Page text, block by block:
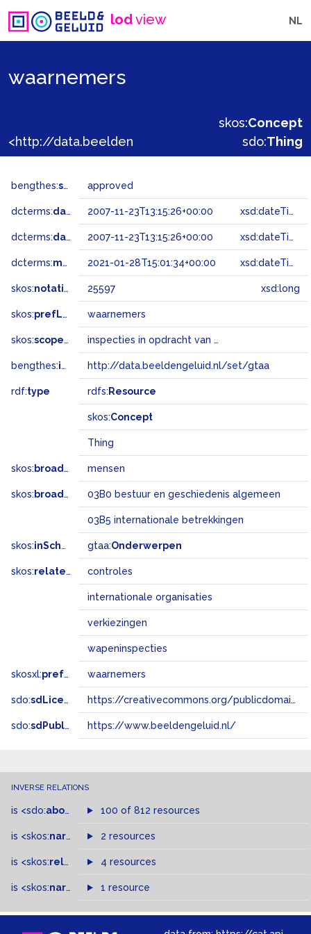
lodview NL
waarnemers
skos:Concept
sdo:Thing
bengthes:status approved
dcterms:dateAccepted 2007-11-23T13:15:26+00:00 xsd:dateTime
dcterms:dateSubmitted 2007-11-23T13:15:26+00:00 xsd:dateTime
dcterms:modified 2021-01-28T15:01:34+00:00 xsd:dateTime
skos:notation 25597 xsd:long
skos:prefLabel waarnemers
skos:scopeNote inspecties in opdracht van niet-militaire, internationale organisaties
bengthes:inSet http://data.beeldengeluid.nl/set/gtaa
rdf:type rdfs: Resource
skos:Concept
Thing
skos: broader mensen
skos: broadMatch 03B0 bestuur en geschiedenis algemeen
03B5 internationale betrekkingen
skos:inScheme gtaa:Onderwerpen
skos:related controles
internationale organisaties
verkiezingen
wapeninspecties
skosxl:prefLabel waarnemers
sdo:sdLicense https://creativecommons.org/publicdomain/zero/1.0/
sdo:sdPublisher https://www.beeldengeluid.nl/
INVERSE RELATIONS
is <sdo:about of 100 of 812 resources
is <skos:narrowMatch >of
2 resources
is <skos:related > of4 resources
is <skos:narrower >of
1 resource